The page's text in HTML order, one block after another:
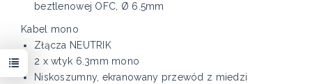
beztlenowej OFC, Ø 6.5mm
Kabel mono
Złącza NEUTRIK
2 x wtyk 6.3mm mono
Niskoszumny, ekranowany przewód z miedzi